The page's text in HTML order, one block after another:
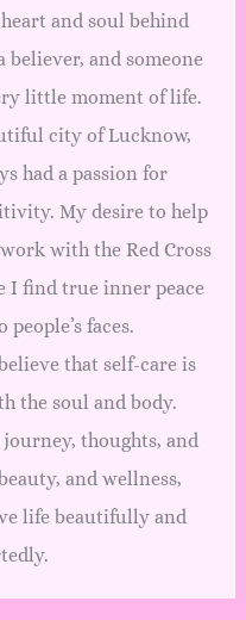
and soul behind
believer, and someone
little moment of life.
city of Lucknow,
had a passion for
My desire to help
with the Red Cross
I find true inner peace
faces.
that self-care is
the soul and body.
thoughts, and
and wellness,
life beautifully and